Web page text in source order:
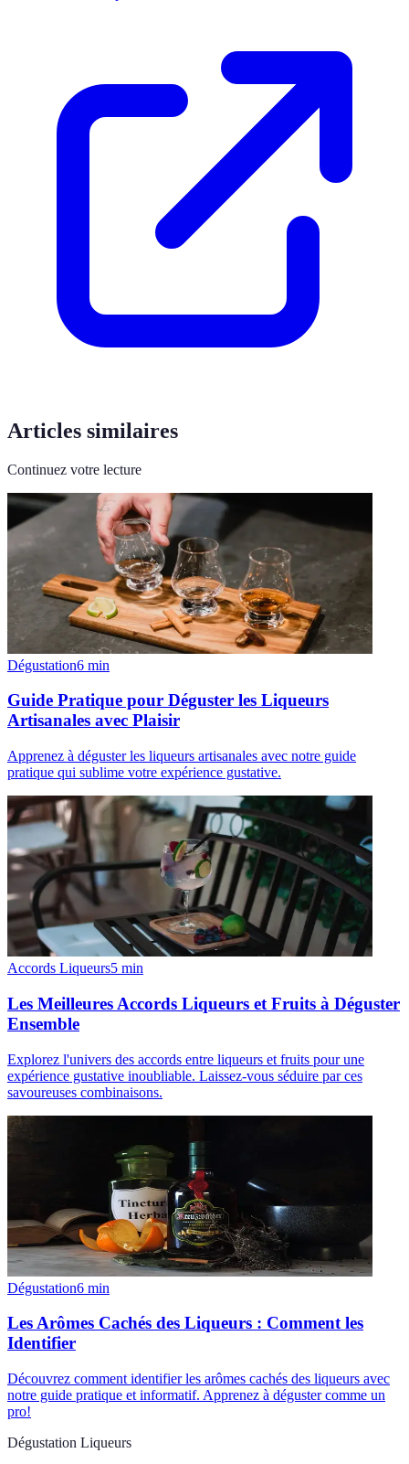
Articles similaires
Continuez votre lecture
Dégustation6 min
Guide Pratique pour Déguster les Liqueurs
Artisanales avec Plaisir
Apprenez à déguster les liqueurs artisanales avec notre guide
pratique qui sublime votre expérience gustative.
Accords Liqueurs5 min
Les Meilleures Accords Liqueurs et Fruits à Déguster
Ensemble
Explorez l'univers des accords entre liqueurs et fruits pour une
expérience gustative inoubliable. Laissez-vous séduire par ces
savoureuses combinaisons.
Dégustation6 min
Les Arômes Cachés des Liqueurs : Comment les
Identifier
Découvrez comment identifier les arômes cachés des liqueurs avec
notre guide pratique et informatif. Apprenez à déguster comme un
pro!
Dégustation Liqueurs